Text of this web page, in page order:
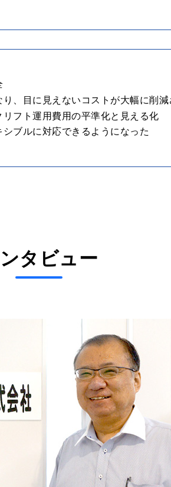
、目に見えないコストが大幅に削減
フト運用費用の平準化と見える化
ブルに対応できるようになった
タビュー